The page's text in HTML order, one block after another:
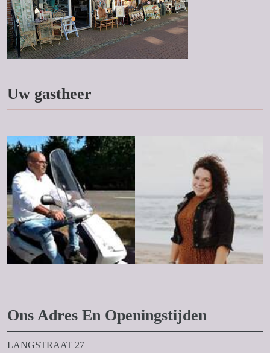
Uw gastheer
Ons Adres En Openingstijden
LANGSTRAAT 27